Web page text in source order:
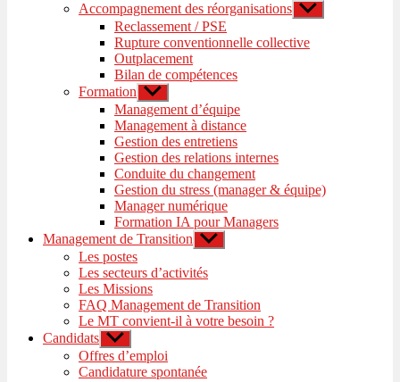
Accompagnement des réorganisations Afficher
le
menu
Reclassement / PSE
Rupture conventionnelle collective
Outplacement
Bilan de compétences
Formation Afficher
le
sous-
menu
Management d’équipe
Management à distance
Gestion des entretiens
Gestion des relations internes
Conduite du changement
Gestion du stress (manager & équipe)
Manager numérique
Formation IA pour Managers
Management de Transition Afficher
le
sous-
menu
Les postes
Les secteurs d’activités
Les Missions
FAQ Management de Transition
Le MT convient-il à votre besoin ?
Candidats Afficher
le
sous-
menu
Offres d’emploi
Candidature spontanée